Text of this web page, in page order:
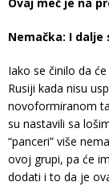
Ovaj meč je na
Nemačka: I
Iako se činilo da
Rusiji kada nisu
novoformiranom
su nastavili sa
“panceri” više
ovoj grupi, pa će
dodati i to da je